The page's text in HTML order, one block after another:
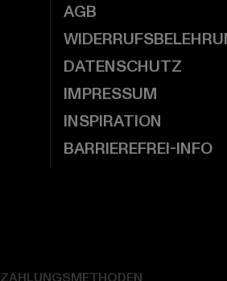
AGB
DATENSCHUTZ
IMPRESSUM
INSPIRATION
BARRIEREFREI-INFO